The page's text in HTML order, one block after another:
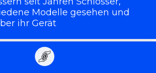
Modelle gesehen und
ihr Gerät